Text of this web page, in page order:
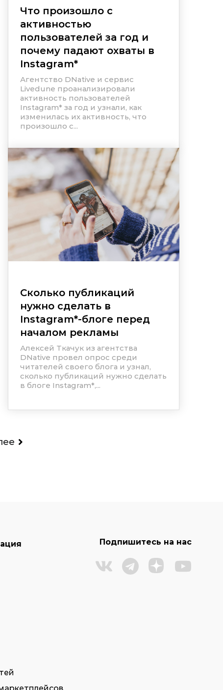
Что произошло с
активностью
пользователей за год и
почему падают охваты в
Instagram*
Агентство DNative и сервис
Livedune проанализировали
активность пользователей
Instagram* за год и узнали, как
изменилась их активность, что
произошло с...
Сколько публикаций
нужно сделать в
Instagram*-блоге перед
началом рекламы
Алексей Ткачук из агентства
DNative провел опрос среди
читателей своего блога и узнал,
сколько публикаций нужно сделать
в блоге Instagram*,...
Подпишитесь на нас